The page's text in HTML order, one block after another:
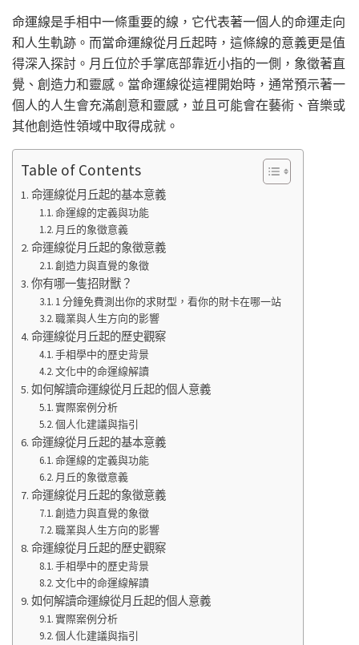
命運線是手相中一條重要的線，它代表著一個人的命運走向
和人生軌跡。而當命運線從月丘起時，這條線的意義更是值
得深入探討。月丘位於手掌底部靠近小指的一側，象徵著直
覺、創造力和靈感。當命運線從這裡開始時，通常預示著一
個人的人生會充滿創意和靈感，並且可能會在藝術、音樂或
其他創造性領域中取得成就。
Table of Contents
命運線從月丘起的基本意義
命運線的定義與功能
月丘的象徵意義
命運線從月丘起的象徵意義
創造力與直覺的象徵
你有哪一隻招財獸？
1 分鐘免費測出你的求財型，看你的財卡在哪一站
職業與人生方向的影響
命運線從月丘起的歷史觀察
手相學中的歷史背景
文化中的命運線解讀
如何解讀命運線從月丘起的個人意義
實際案例分析
個人化建議與指引
命運線從月丘起的基本意義
命運線的定義與功能
月丘的象徵意義
命運線從月丘起的象徵意義
創造力與直覺的象徵
職業與人生方向的影響
命運線從月丘起的歷史觀察
手相學中的歷史背景
文化中的命運線解讀
如何解讀命運線從月丘起的個人意義
實際案例分析
個人化建議與指引